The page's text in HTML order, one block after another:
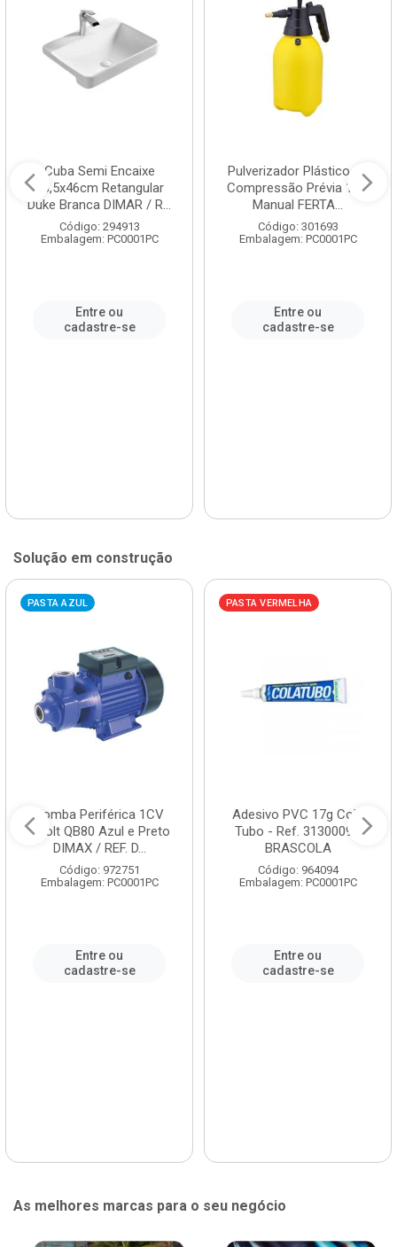
Cuba Semi Encaixe
58,5x46cm Retangular
Duke Branca DIMAR / R...
Código: 294913
Embalagem: PC0001PC
Entre ou
cadastre-se
Pulverizador Plástico de
Compressão Prévia 1,5L
Manual FERTA...
Código: 301693
Embalagem: PC0001PC
Entre ou
cadastre-se
Solução em construção
PASTA AZUL
Bomba Periférica 1CV
Bivolt QB80 Azul e Preto
DIMAX / REF. D...
Código: 972751
Embalagem: PC0001PC
Entre ou
cadastre-se
PASTA VERMELHA
Adesivo PVC 17g Cola
Tubo - Ref. 3130009 -
BRASCOLA
Código: 964094
Embalagem: PC0001PC
Entre ou
cadastre-se
As melhores marcas para o seu negócio